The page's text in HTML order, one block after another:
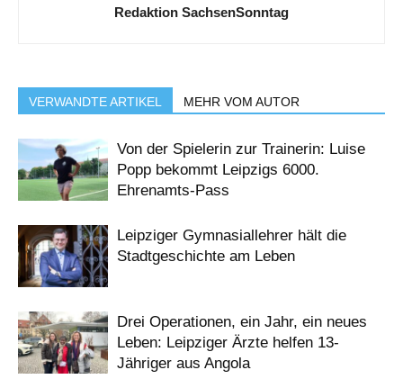
Redaktion SachsenSonntag
VERWANDTE ARTIKEL MEHR VOM AUTOR
Von der Spielerin zur Trainerin: Luise
Popp bekommt Leipzigs 6000.
Ehrenamts-Pass
Leipziger Gymnasiallehrer hält die
Stadtgeschichte am Leben
Drei Operationen, ein Jahr, ein neues
Leben: Leipziger Ärzte helfen 13-
Jähriger aus Angola